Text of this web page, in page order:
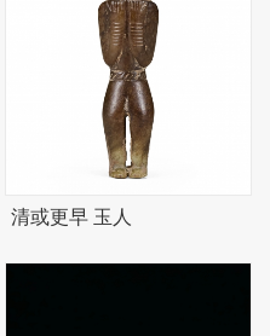
清或更早 玉人